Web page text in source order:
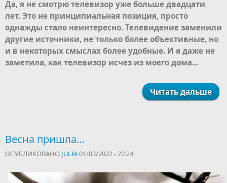
Да, я не смотрю телевизор уже больше двадцати
лет. Это не принципиальная позиция, просто
однажды стало неинтересно. Телевидение заменили
другие источники, не только более объективные, но
и в некоторых смыслах более удобные. И я даже не
заметила, как телевизор исчез из моего дома...
Читать дальше
Весна пришла...
ОПУБЛИКОВАНО JULIA01/03/2022 - 22:24